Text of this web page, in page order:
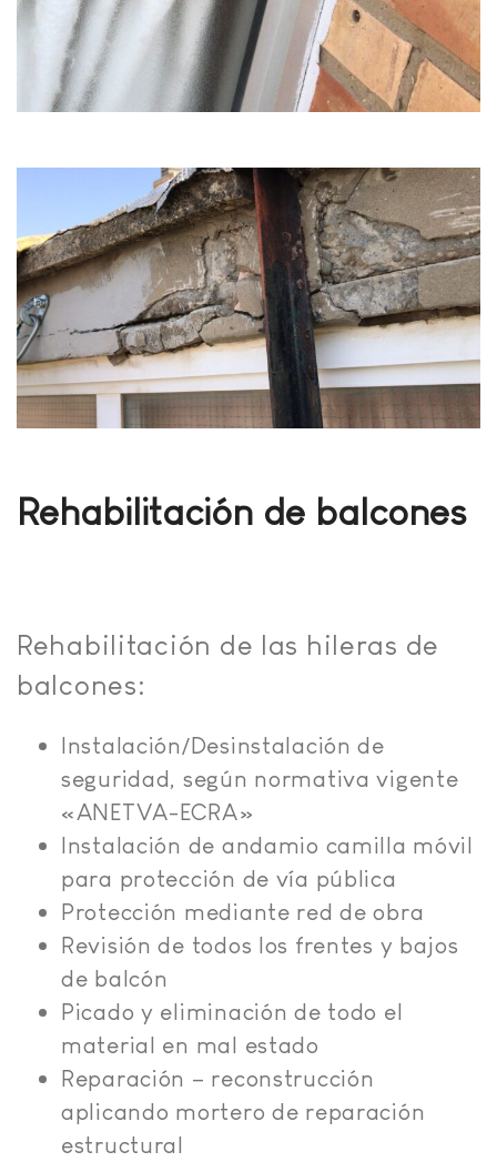
Rehabilitación de balcones
Rehabilitación de las hileras de
balcones:
Instalación/Desinstalación de
seguridad, según normativa vigente
«ANETVA-ECRA»
Instalación de andamio camilla móvil
para protección de vía pública
Protección mediante red de obra
Revisión de todos los frentes y bajos
de balcón
Picado y eliminación de todo el
material en mal estado
Reparación – reconstrucción
aplicando mortero de reparación
estructural